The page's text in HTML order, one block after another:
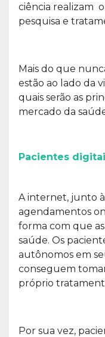
ciência realizam
pesquisa e
Mais do que
estão ao lado da
quais serão as
mercado da
Pacientes
A internet, junto
agendamentos
forma com que
saúde. Os
autônomos em
conseguem
próprio
Por sua vez,